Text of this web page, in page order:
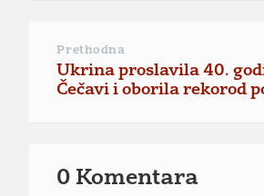
Prethodna
Ukrina proslavila 40.
Čečavi i oborila rekorod
0 Komentara